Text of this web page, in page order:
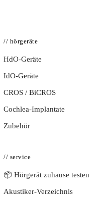
// hörgeräte
HdO-Geräte
IdO-Geräte
CROS / BiCROS
Cochlea-Implantate
Zubehör
// service
📦 Hörgerät zuhause testen
Akustiker-Verzeichnis